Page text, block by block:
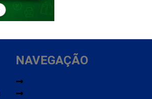
NAVEGAÇÃO